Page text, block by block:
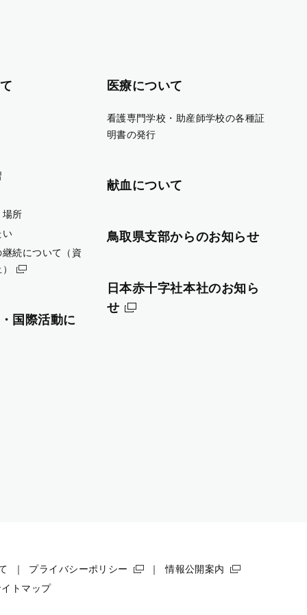
場所
い
続について（資
国際活動に
医療について
看護専門学校・助産師学校の各種証
明書の発行
献血について
鳥取県支部からのお知らせ
日本赤十字社本社のお知ら
せ
プライバシーポリシー
情報公開案内
トマップ